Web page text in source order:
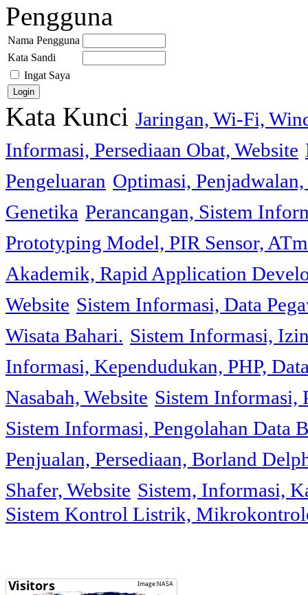
Pengguna
Nama Pengguna
Kata Sandi
Ingat Saya
Kata Kunci Jaringan, Wi-Fi,
Informasi, Persediaan Obat, Website
Pengeluaran Optimasi,
Genetika Perancangan, Sistem
Prototyping Model, PIR Sensor,
Akademik, Rapid Application
Website Sistem Informasi, Data
Wisata Bahari. Sistem Informasi,
Informasi, Kependudukan, PHP,
Nasabah, Website Sistem Informasi,
Sistem Informasi, Pengolahan Data
Penjualan, Persediaan, Borland
Shafer, Website Sistem, Informasi,
Sistem Kontrol Listrik,